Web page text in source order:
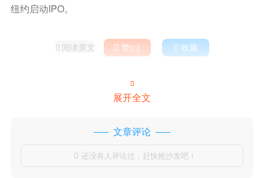
纽约启动IPO。
 阅读原文  赞()  收藏

展开全文
文章评论
 还没有人评论过，赶快抢沙发吧！